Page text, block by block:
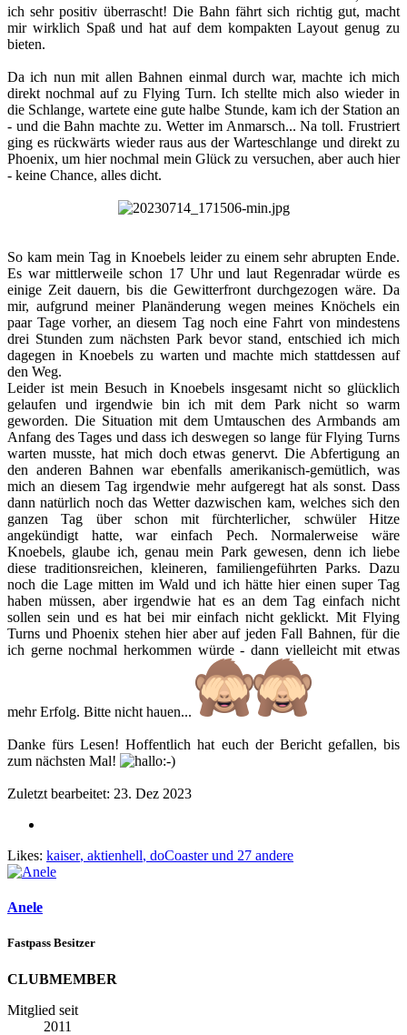
ich sehr positiv überrascht! Die Bahn fährt sich richtig gut, macht
mir wirklich Spaß und hat auf dem kompakten Layout genug zu
bieten.
Da ich nun mit allen Bahnen einmal durch war, machte ich mich
direkt nochmal auf zu Flying Turn. Ich stellte mich also wieder in
die Schlange, wartete eine gute halbe Stunde, kam ich der Station an
- und die Bahn machte zu. Wetter im Anmarsch... Na toll. Frustriert
ging es rückwärts wieder raus aus der Warteschlange und direkt zu
Phoenix, um hier nochmal mein Glück zu versuchen, aber auch hier
- keine Chance, alles dicht.​
So kam mein Tag in Knoebels leider zu einem sehr abrupten Ende.
Es war mittlerweile schon 17 Uhr und laut Regenradar würde es
einige Zeit dauern, bis die Gewitterfront durchgezogen wäre. Da
mir, aufgrund meiner Planänderung wegen meines Knöchels ein
paar Tage vorher, an diesem Tag noch eine Fahrt von mindestens
drei Stunden zum nächsten Park bevor stand, entschied ich mich
dagegen in Knoebels zu warten und machte mich stattdessen auf
den Weg.
Leider ist mein Besuch in Knoebels insgesamt nicht so glücklich
gelaufen und irgendwie bin ich mit dem Park nicht so warm
geworden. Die Situation mit dem Umtauschen des Armbands am
Anfang des Tages und dass ich deswegen so lange für Flying Turns
warten musste, hat mich doch etwas genervt. Die Abfertigung an
den anderen Bahnen war ebenfalls amerikanisch-gemütlich, was
mich an diesem Tag irgendwie mehr aufgeregt hat als sonst. Dass
dann natürlich noch das Wetter dazwischen kam, welches sich den
ganzen Tag über schon mit fürchterlicher, schwüler Hitze
angekündigt hatte, war einfach Pech. Normalerweise wäre
Knoebels, glaube ich, genau mein Park gewesen, denn ich liebe
diese traditionsreichen, kleineren, familiengeführten Parks. Dazu
noch die Lage mitten im Wald und ich hätte hier einen super Tag
haben müssen, aber irgendwie hat es an dem Tag einfach nicht
sollen sein und es hat bei mir einfach nicht geklickt. Mit Flying
Turns und Phoenix stehen hier aber auf jeden Fall Bahnen, für die
ich gerne nochmal herkommen würde - dann vielleicht mit etwas
mehr Erfolg. Bitte nicht hauen...
Danke fürs Lesen! Hoffentlich hat euch der Bericht gefallen, bis
zum nächsten Mal!
Zuletzt bearbeitet: 23. Dez 2023
Likes: kaiser, aktienhell, doCoasterund 27 andere
Anele
Fastpass Besitzer
CLUBMEMBER
Mitglied seit
2011